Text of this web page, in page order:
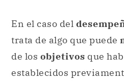
En el caso del
trata de algo que puede
de los objetivos que
establecidos